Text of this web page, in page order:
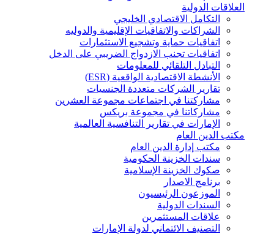
العلاقات الدولية
التكامل الاقتصادي الخليجي
الشراكات والاتفاقيات الإقليمية والدوليه
اتفاقيات حماية وتشجيع الاستثمارات
اتفاقيات تجنب الازدواج الضريبي على الدخل
التبادل التلقائي للمعلومات
الأنشطة الاقتصادية الواقعية (ESR)
تقارير الشركات متعددة الجنسيات
مشاركتنا في اجتماعات مجموعة العشرين
مشاركاتنا في مجموعة بريكس
الإمارات في تقارير التنافسية العالمية
مكتب الدين العام
مكتب إدارة الدين العام
سندات الخزينة الحكومية
صكوك الخزينة الإسلامية
برنامج الاصدار
الموزعون الرئيسيون
السندات الدولية
علاقات المستثمرين
التصنيف الائتماني لدولة الإمارات